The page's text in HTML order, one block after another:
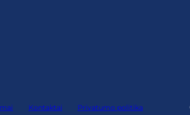
Kontaktai Privatumo politika